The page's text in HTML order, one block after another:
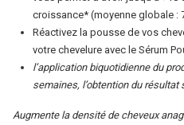
croissance* (moyenne globale :
Réactivez la pousse de vos
votre chevelure avec le Sérum
l’application biquotidienne du
semaines, l’obtention du résultat
Augmente la densité de cheveux